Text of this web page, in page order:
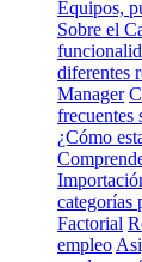
Equipos,
Sobre el
diferentes
Manager
frecuentes
¿Cómo
categorías
Factorial
empleo